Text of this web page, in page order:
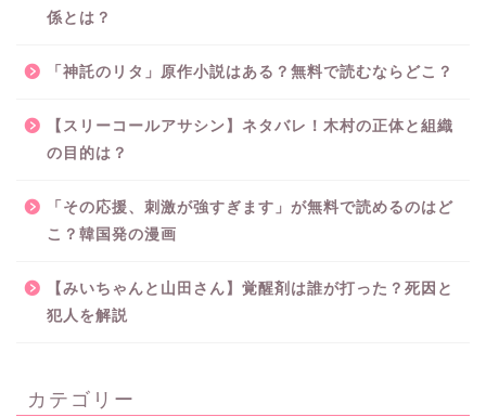
係とは？
「神託のリタ」原作小説はある？無料で読むならどこ？
【スリーコールアサシン】ネタバレ！木村の正体と組織
の目的は？
「その応援、刺激が強すぎます」が無料で読めるのはど
こ？韓国発の漫画
【みいちゃんと山田さん】覚醒剤は誰が打った？死因と
犯人を解説
カテゴリー